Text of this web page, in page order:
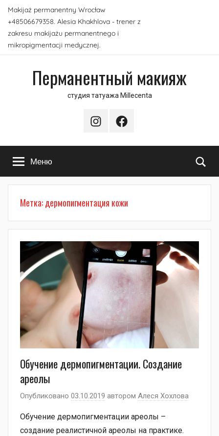
Перейти
содержимому
Makijaż permanentny Wrocław
+48506679358. Alesia Khakhlova - trener z
zakresu makijażu permanentnego i
mikropigmentacji medycznej.
Перманентный макияж
студия татуажа Millecenta
InstagramFacebook
Меню
Метка:дермопигментация кожи
Обучение дермопигментации. Создание
ареолы
Опубликовано 03.10.2019 автором Алеся Хохлова
Обучение дермопигментации ареолы –
создание реалистичной ареолы на практике.